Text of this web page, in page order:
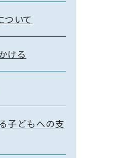
ついて
ける
子どもへの支